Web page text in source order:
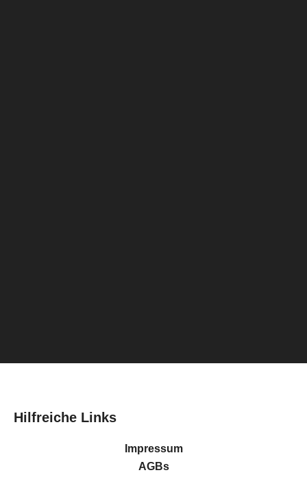
Hilfreiche Links
Impressum
AGBs